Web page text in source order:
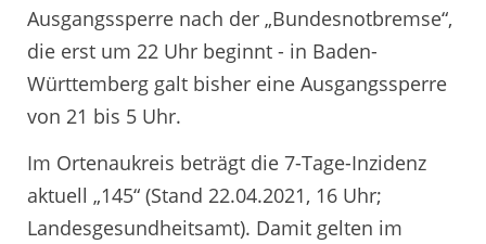
Ausgangssperre nach der „Bundesnotbremse“,
die erst um 22 Uhr beginnt - in Baden-
Württemberg galt bisher eine Ausgangssperre
von 21 bis 5 Uhr.
Im Ortenaukreis beträgt die 7-Tage-Inzidenz
aktuell „145“ (Stand 22.04.2021, 16 Uhr;
Landesgesundheitsamt). Damit gelten im